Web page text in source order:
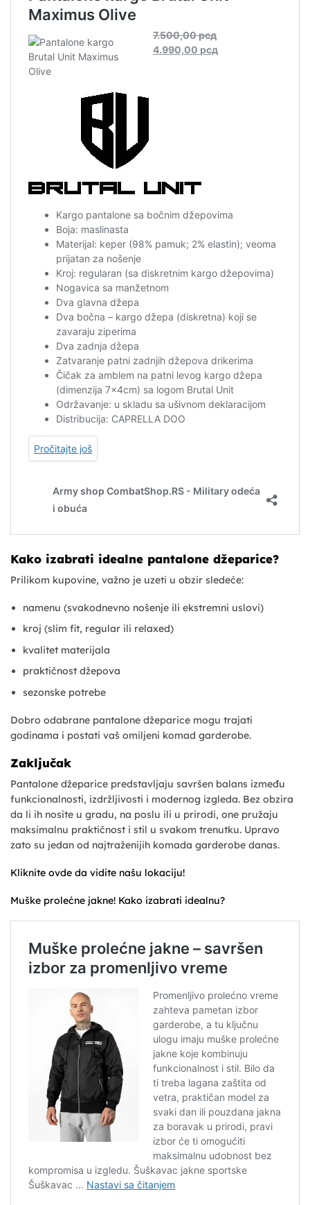
Kako izabrati idealne pantalone džeparice?
Prilikom kupovine, važno je uzeti u obzir sledeće:
namenu (svakodnevno nošenje ili ekstremni uslovi)
kroj (slim fit, regular ili relaxed)
kvalitet materijala
praktičnost džepova
sezonske potrebe
Dobro odabrane pantalone džeparice mogu trajati
godinama i postati vaš omiljeni komad garderobe.
Zaključak
Pantalone džeparice predstavljaju savršen balans između
funkcionalnosti, izdržljivosti i modernog izgleda. Bez obzira
da li ih nosite u gradu, na poslu ili u prirodi, one pružaju
maksimalnu praktičnost i stil u svakom trenutku. Upravo
zato su jedan od najtraženijih komada garderobe danas.
Kliknite ovde da vidite našu lokaciju!
Muške prolećne jakne! Kako izabrati idealnu?